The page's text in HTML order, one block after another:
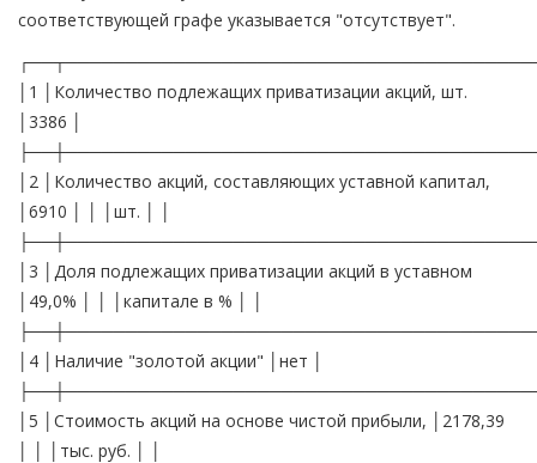
соответствующей графе указывается "отсутствует".
│1 │Количество подлежащих приватизации акций, шт.
│3386 │
│2 │Количество акций, составляющих уставной капитал,
│6910 │ │ │шт. │ │
│3 │Доля подлежащих приватизации акций в уставном
│49,0% │ │ │капитале в % │ │
│4 │Наличие "золотой акции" │нет │
│5 │Стоимость акций на основе чистой прибыли, │2178,39
│ │ │тыс. руб. │ │